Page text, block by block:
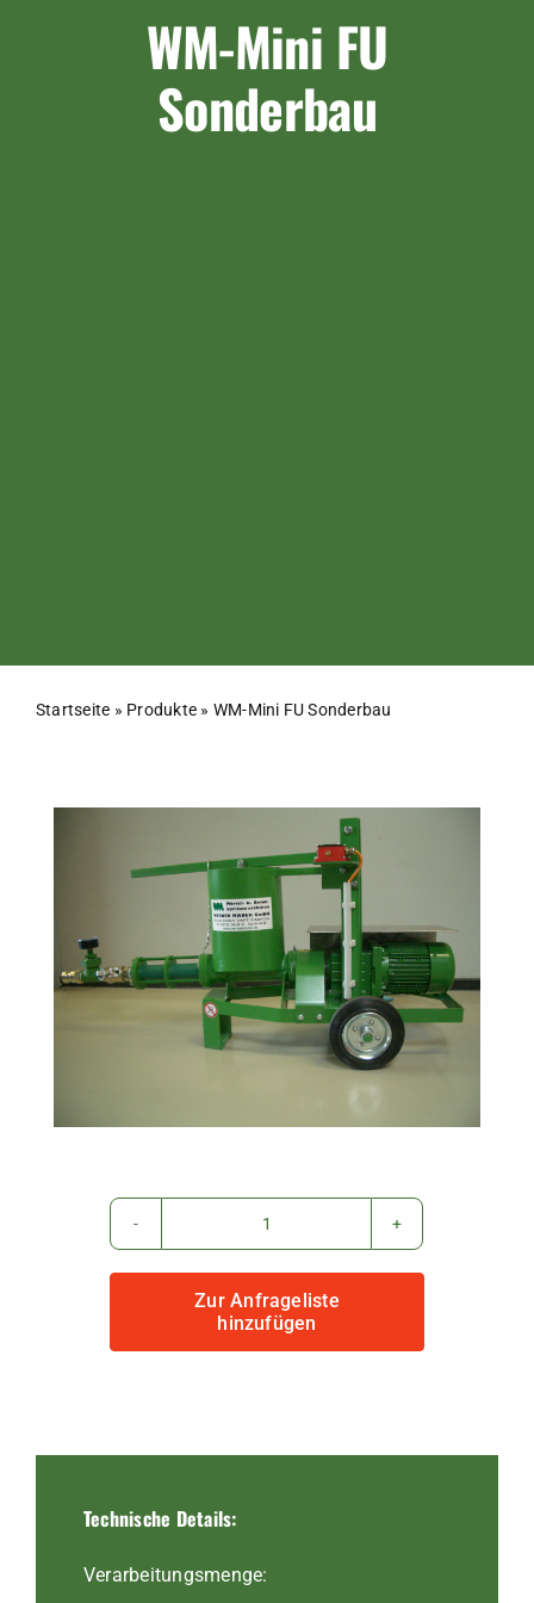
WM-Mini FU
Sonderbau
Startseite » Produkte » WM-Mini FU Sonderbau
WM-
Mini
FU
Sonderbau
Zur Anfrageliste
hinzufügen
Technische Details:
Verarbeitungsmenge: